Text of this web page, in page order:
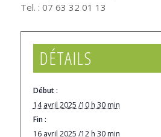
Tel. : 07 63 32 01 13
DÉTAILS
Début :
14 avril 2025 /10 h 30 min
Fin :
16 avril 2025 /12 h 30 min